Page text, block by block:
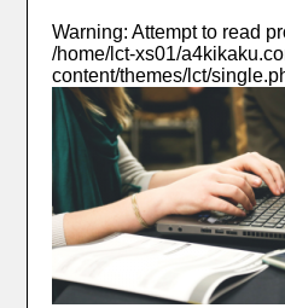
Warning: Attempt to read
/home/lct-xs01/
content/themes/lct/